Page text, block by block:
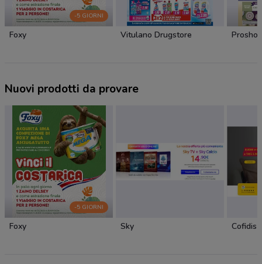
-5 GIORNI
Foxy Vitulano Drugstore Proshop
Nuovi prodotti da provare
-5 GIORNI
Foxy Sky Cofidis